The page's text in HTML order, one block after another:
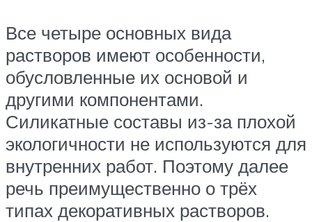
Все четыре основных вида
растворов имеют особенности,
обусловленные их основой и
другими компонентами.
Силикатные составы из-за плохой
экологичности не используются для
внутренних работ. Поэтому далее
речь преимущественно о трёх
типах декоративных растворов.